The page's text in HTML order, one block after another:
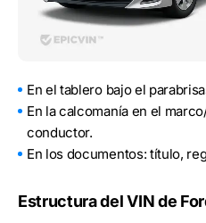
En el tablero bajo el
En la calcomanía en el
conductor.
En los documentos: título,
Estructura del VIN de